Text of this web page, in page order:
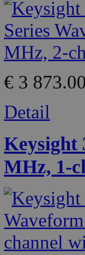
€ 3 873.00
Detail
Keysight
MHz, 1-